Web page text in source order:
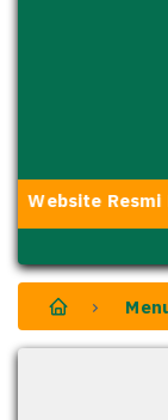
Website Resmi